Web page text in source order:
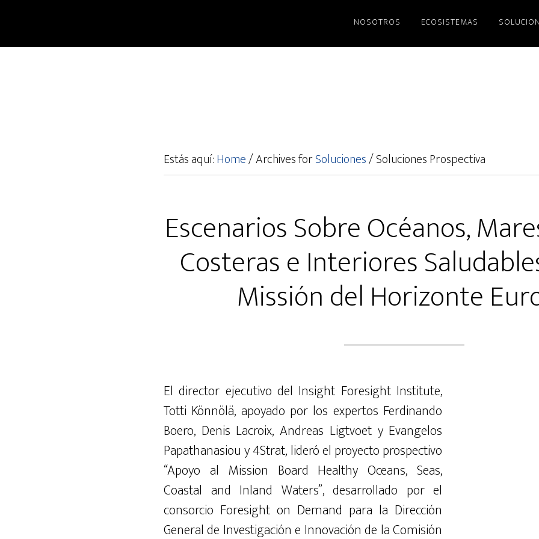
NOSOTROS ECOSISTEMAS
Estás aquí:Home/Archives forSoluciones/Soluciones Prospectiva
Escenarios Sobre Océanos,
Costeras e Interiores
Missión del Horizonte
El director ejecutivo del Insight Foresight Institute,
Totti Könnölä, apoyado por los expertos Ferdinando
Boero, Denis Lacroix, Andreas Ligtvoet y Evangelos
Papathanasiou y 4Strat, lideró el proyecto prospectivo
“Apoyo al Mission Board Healthy Oceans, Seas,
Coastal and Inland Waters”, desarrollado por el
consorcio Foresight on Demand para la Dirección
General de Investigación e Innovación de la Comisión